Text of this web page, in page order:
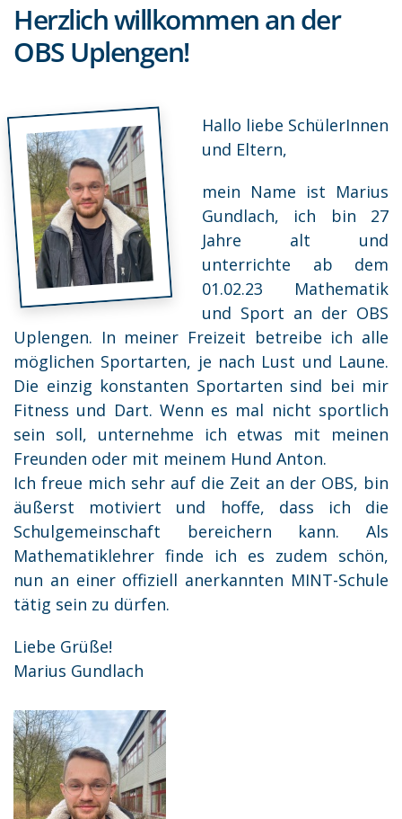
Herzlich willkommen an der
OBS Uplengen!
Hallo liebe SchülerInnen
und Eltern,
mein Name ist Marius
Gundlach, ich bin 27
Jahre alt und
unterrichte ab dem
01.02.23 Mathematik
und Sport an der OBS
Uplengen. In meiner Freizeit betreibe ich alle
möglichen Sportarten, je nach Lust und Laune.
Die einzig konstanten Sportarten sind bei mir
Fitness und Dart. Wenn es mal nicht sportlich
sein soll, unternehme ich etwas mit meinen
Freunden oder mit meinem Hund Anton.
Ich freue mich sehr auf die Zeit an der OBS, bin
äußerst motiviert und hoffe, dass ich die
Schulgemeinschaft bereichern kann. Als
Mathematiklehrer finde ich es zudem schön,
nun an einer offiziell anerkannten MINT-Schule
tätig sein zu dürfen.
Liebe Grüße!
Marius Gundlach